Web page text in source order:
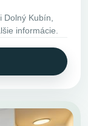
Kubín,
informácie.